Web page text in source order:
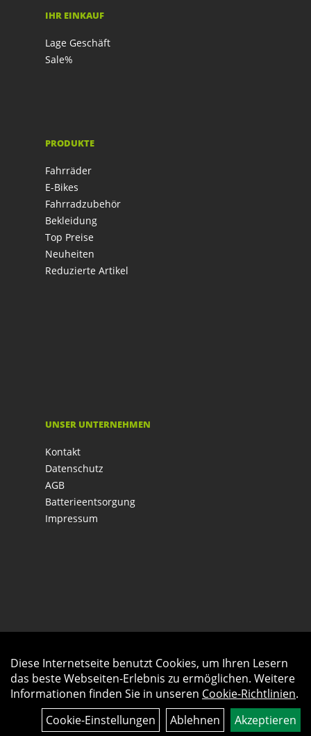
IHR EINKAUF
Lage Geschäft
Sale%
PRODUKTE
Fahrräder
E-Bikes
Fahrradzubehör
Bekleidung
Top Preise
Neuheiten
Reduzierte Artikel
UNSER UNTERNEHMEN
Kontakt
Datenschutz
AGB
Batterieentsorgung
Impressum
Diese Internetseite benutzt Cookies, um Ihren Lesern
das beste Webseiten-Erlebnis zu ermöglichen. Weitere
Informationen finden Sie in unseren Cookie-Richtlinien.
Cookie-Einstellungen
Ablehnen Akzeptieren
Auftrag widerrufen